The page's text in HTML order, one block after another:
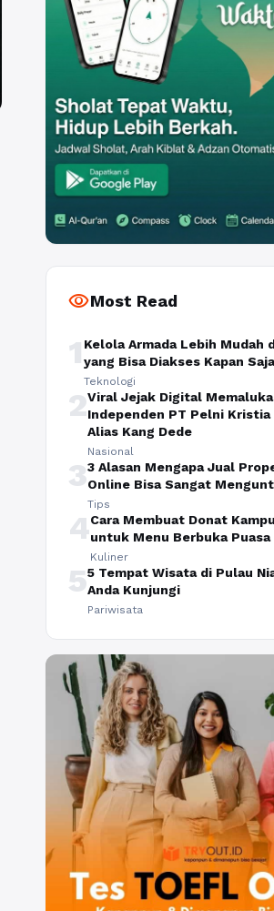
visibilityMost Read
1 Kelola Armada Lebih Mudah
yang Bisa Diakses Kapan Saja
Teknologi
2Viral Jejak Digital
Independen PT Pelni
Alias Kang Dede
Nasional
33 Alasan Mengapa Jual
Online Bisa Sangat
Tips
4Cara Membuat Donat
untuk Menu Berbuka Puasa
Kuliner
55 Tempat Wisata di Pulau
Anda Kunjungi
Pariwisata